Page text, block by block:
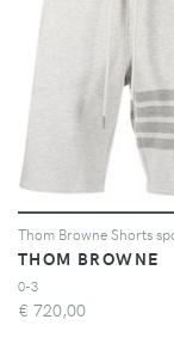
THOM BROWNE
0-3
€ 720,00